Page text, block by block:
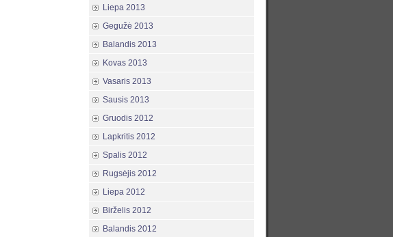
Liepa 2013
Gegužė 2013
Balandis 2013
Kovas 2013
Vasaris 2013
Sausis 2013
Gruodis 2012
Lapkritis 2012
Spalis 2012
Rugsėjis 2012
Liepa 2012
Birželis 2012
Balandis 2012